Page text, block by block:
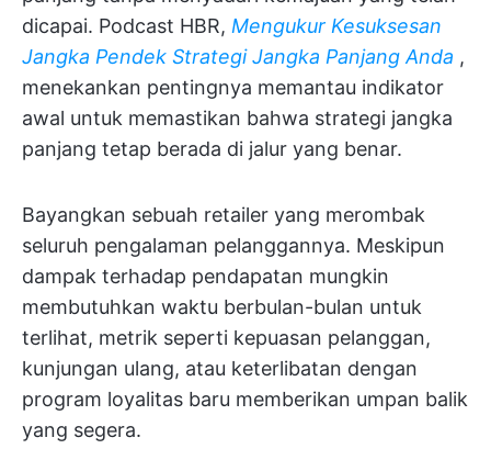
dicapai. Podcast HBR, Mengukur Kesuksesan
Jangka Pendek Strategi Jangka Panjang Anda ,
menekankan pentingnya memantau indikator
awal untuk memastikan bahwa strategi jangka
panjang tetap berada di jalur yang benar.
Bayangkan sebuah retailer yang merombak
seluruh pengalaman pelanggannya. Meskipun
dampak terhadap pendapatan mungkin
membutuhkan waktu berbulan-bulan untuk
terlihat, metrik seperti kepuasan pelanggan,
kunjungan ulang, atau keterlibatan dengan
program loyalitas baru memberikan umpan balik
yang segera.